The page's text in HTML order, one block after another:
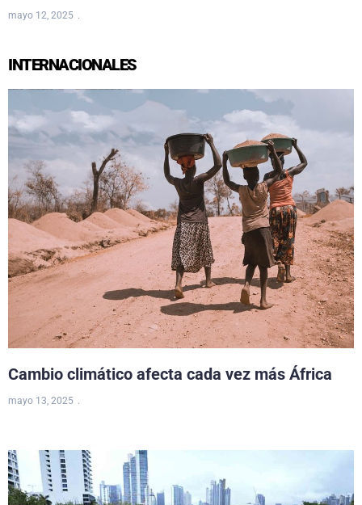
mayo 12, 2025
INTERNACIONALES
Cambio climático afecta cada vez más África
mayo 13, 2025